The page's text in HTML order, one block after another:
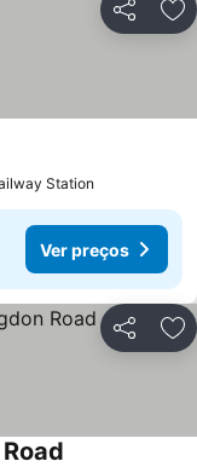
Partilhar
preços
Station
Ver preços
Partilhar